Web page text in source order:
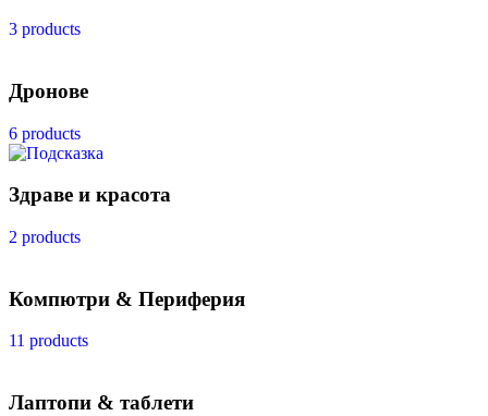
3 products
Дронове
6 products
Здраве и красота
2 products
Компютри & Периферия
11 products
Лаптопи & таблети